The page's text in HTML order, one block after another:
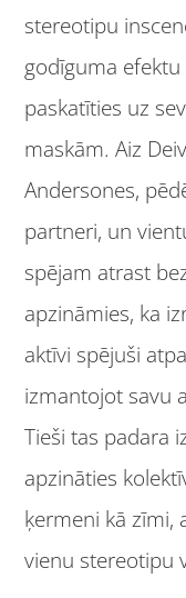
stereotipu
godīguma
paskatīties uz
maskām. Aiz
Andersones,
partneri, un
spējam atrast
apzināmies, ka
aktīvi spējuši
izmantojot savu
Tieši tas padara
apzināties
ķermeni kā zīmi,
vienu stereotipu